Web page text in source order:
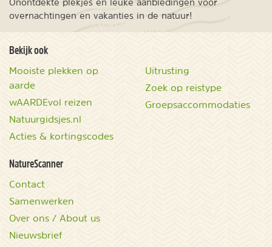
Onontdekte plekjes en leuke aanbiedingen voor
overnachtingen en vakanties in de natuur!
Bekijk ook
Mooiste plekken op
aarde
wAARDEvol reizen
Natuurgidsjes.nl
Acties & kortingscodes
Uitrusting
Zoek op reistype
Groepsaccommodaties
NatureScanner
Contact
Samenwerken
Over ons / About us
Nieuwsbrief